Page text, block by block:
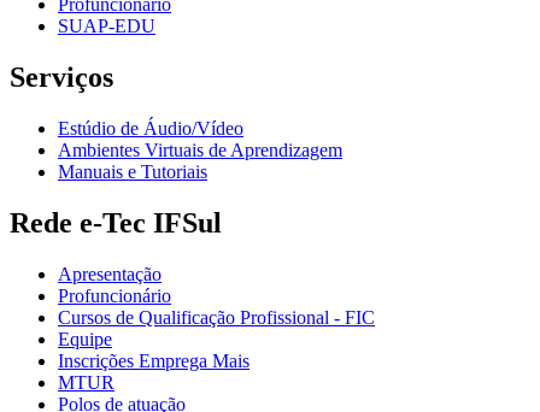
Profuncionário
SUAP-EDU
Serviços
Estúdio de Áudio/Vídeo
Ambientes Virtuais de Aprendizagem
Manuais e Tutoriais
Rede e-Tec IFSul
Apresentação
Profuncionário
Cursos de Qualificação Profissional - FIC
Equipe
Inscrições Emprega Mais
MTUR
Polos de atuação